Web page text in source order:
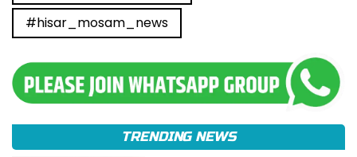
#hisar_mosam_news
TRENDING NEWS